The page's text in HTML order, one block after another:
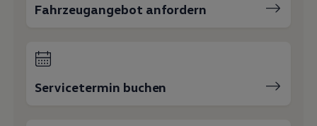
Fahrzeugangebot anfordern
Servicetermin buchen